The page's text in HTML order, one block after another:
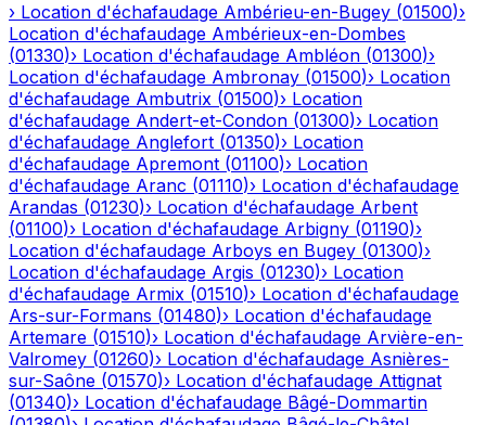
› Location d'échafaudage Ambérieu-en-Bugey (01500)›
Location d'échafaudage Ambérieux-en-Dombes
(01330)› Location d'échafaudage Ambléon (01300)›
Location d'échafaudage Ambronay (01500)› Location
d'échafaudage Ambutrix (01500)› Location
d'échafaudage Andert-et-Condon (01300)› Location
d'échafaudage Anglefort (01350)› Location
d'échafaudage Apremont (01100)› Location
d'échafaudage Aranc (01110)› Location d'échafaudage
Arandas (01230)› Location d'échafaudage Arbent
(01100)› Location d'échafaudage Arbigny (01190)›
Location d'échafaudage Arboys en Bugey (01300)›
Location d'échafaudage Argis (01230)› Location
d'échafaudage Armix (01510)› Location d'échafaudage
Ars-sur-Formans (01480)› Location d'échafaudage
Artemare (01510)› Location d'échafaudage Arvière-en-
Valromey (01260)› Location d'échafaudage Asnières-
sur-Saône (01570)› Location d'échafaudage Attignat
(01340)› Location d'échafaudage Bâgé-Dommartin